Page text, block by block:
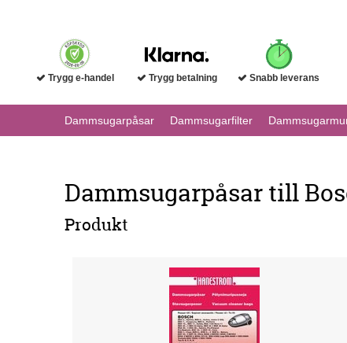
Trygg e-handel Trygg betalning Snabb leverans
Dammsugarpåsar Dammsugarfilter
Dammsugarpåsar till
Produkt